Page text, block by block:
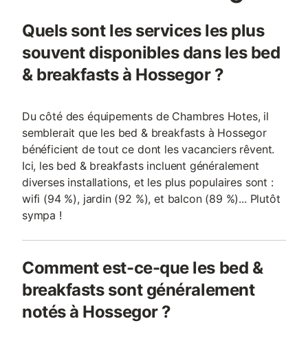
Quels sont les services les plus
souvent disponibles dans les bed
& breakfasts à Hossegor ?
Du côté des équipements de Chambres Hotes, il
semblerait que les bed & breakfasts à Hossegor
bénéficient de tout ce dont les vacanciers rêvent.
Ici, les bed & breakfasts incluent généralement
diverses installations, et les plus populaires sont :
wifi (94 %), jardin (92 %), et balcon (89 %)... Plutôt
sympa !
Comment est-ce-que les bed &
breakfasts sont généralement
notés à Hossegor ?